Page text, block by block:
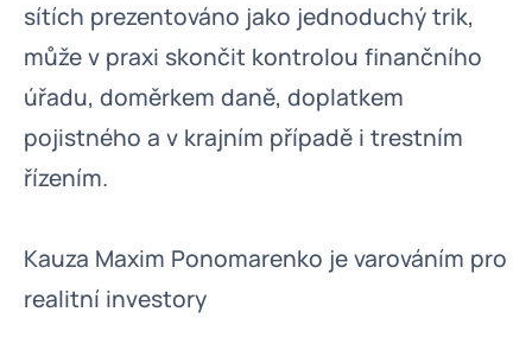
sítích prezentováno jako jednoduchý trik,
může v praxi skončit kontrolou finančního
úřadu, doměrkem daně, doplatkem
pojistného a v krajním případě i trestním
řízením.
Kauza Maxim Ponomarenko je varováním pro
realitní investory